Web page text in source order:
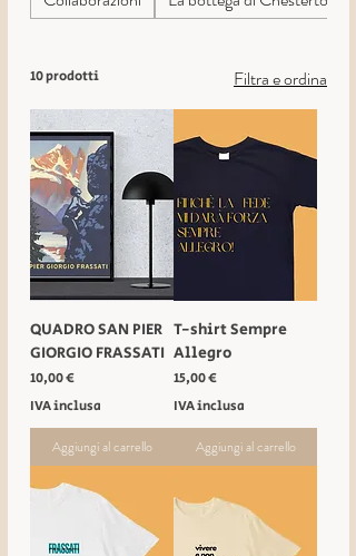
10 prodotti Filtra e ordina
QUADRO SAN PIER
GIORGIO FRASSATI
Prezzo
10,00 €
IVA inclusa
Aggiungi al carrello
T-shirt Sempre
Allegro
Prezzo
15,00 €
IVA inclusa
Aggiungi al carrello